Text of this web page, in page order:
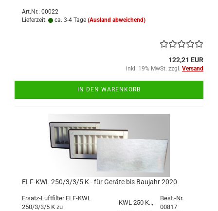
Art.Nr.: 00022
Lieferzeit:
ca. 3-4 Tage (Ausland abweichend)
122,21 EUR
inkl. 19% MwSt. zzgl. Versand
IN DEN WARENKORB
ELF-KWL 250/3/3/5 K - für Geräte bis Baujahr 2020
Ersatz-Luftfilter ELF-KWL
250/3/3/5 K zu
KWL 250 K..,
Best.-Nr.
00817